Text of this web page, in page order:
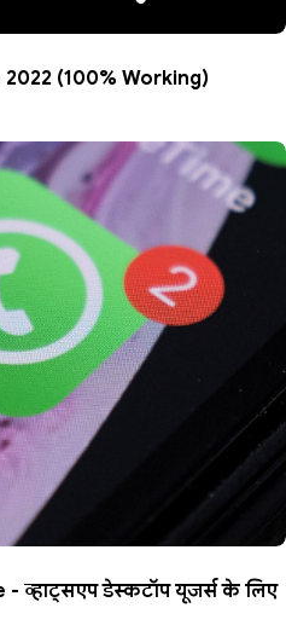
(100% Working)
व्हाट्सएप डेस्कटॉप यूजर्स के लिए